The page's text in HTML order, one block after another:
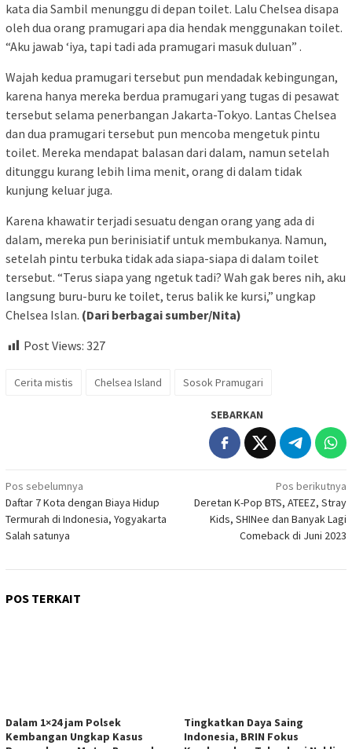
kata dia Sambil menunggu di depan toilet. Lalu Chelsea disapa
oleh dua orang pramugari apa dia hendak menggunakan toilet.
“Aku jawab ‘iya, tapi tadi ada pramugari masuk duluan” .
Wajah kedua pramugari tersebut pun mendadak kebingungan,
karena hanya mereka berdua pramugari yang tugas di pesawat
tersebut selama penerbangan Jakarta-Tokyo. Lantas Chelsea
dan dua pramugari tersebut pun mencoba mengetuk pintu
toilet. Mereka mendapat balasan dari dalam, namun setelah
ditunggu kurang lebih lima menit, orang di dalam tidak
kunjung keluar juga.
Karena khawatir terjadi sesuatu dengan orang yang ada di
dalam, mereka pun berinisiatif untuk membukanya. Namun,
setelah pintu terbuka tidak ada siapa-siapa di dalam toilet
tersebut. “Terus siapa yang ngetuk tadi? Wah gak beres nih, aku
langsung buru-buru ke toilet, terus balik ke kursi,” ungkap
Chelsea Islan. (Dari berbagai sumber/Nita)
Post Views: 327
Cerita mistis Chelsea Island Sosok Pramugari
SEBARKAN
Navigasi
pos
Pos sebelumnya
Daftar 7 Kota dengan Biaya Hidup
Termurah di Indonesia, Yogyakarta
Salah satunya
Pos berikutnya
Deretan K-Pop BTS, ATEEZ, Stray
Kids, SHINee dan Banyak Lagi
Comeback di Juni 2023
POS TERKAIT
Dalam 1×24 jam Polsek
Kembangan Ungkap Kasus
Tingkatkan Daya Saing
Indonesia, BRIN Fokus